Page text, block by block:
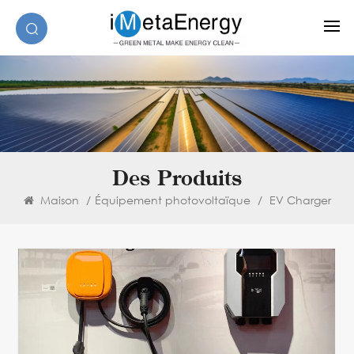
Des Produits
Maison / Équipement photovoltaïque / EV Charger